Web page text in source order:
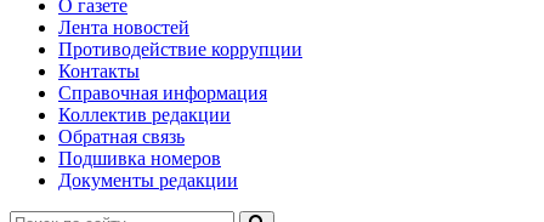
О газете
Лента новостей
Противодействие коррупции
Контакты
Справочная информация
Коллектив редакции
Обратная связь
Подшивка номеров
Документы редакции